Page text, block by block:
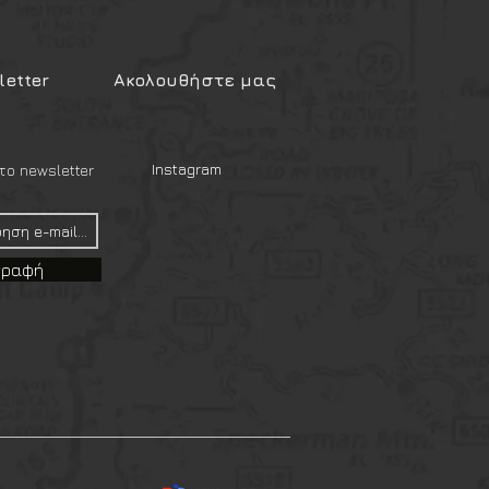
Ακολουθήστε μας
newsletter Instagram